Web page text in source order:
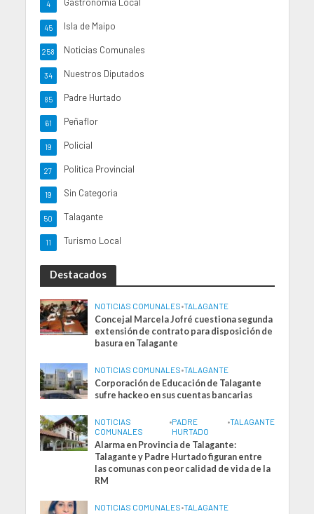
4
Isla de Maipo
45
Noticias Comunales
258
Nuestros Diputados
34
Padre Hurtado
85
Peñaflor
61
Policial
19
Politica Provincial
27
Sin Categoria
19
Talagante
50
Turismo Local
11
Destacados
NOTICIAS COMUNALES•TALAGANTE
Concejal Marcela Jofré cuestiona segunda
extensión de contrato para disposición de
basura en Talagante
NOTICIAS COMUNALES•TALAGANTE
Corporación de Educación de Talagante
sufre hackeo en sus cuentas bancarias
NOTICIAS
COMUNALES
•PADRE
HURTADO
•TALAGANTE
Alarma en Provincia de Talagante:
Talagante y Padre Hurtado figuran entre
las comunas con peor calidad de vida de la
RM
NOTICIAS COMUNALES•TALAGANTE